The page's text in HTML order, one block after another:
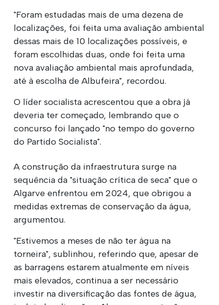
"Foram estudadas mais de uma dezena de
localizações, foi feita uma avaliação ambiental
dessas mais de 10 localizações possíveis, e
foram escolhidas duas, onde foi feita uma
nova avaliação ambiental mais aprofundada,
até à escolha de Albufeira", recordou.
O líder socialista acrescentou que a obra já
deveria ter começado, lembrando que o
concurso foi lançado "no tempo do governo
do Partido Socialista".
A construção da infraestrutura surge na
sequência da "situação crítica de seca" que o
Algarve enfrentou em 2024, que obrigou a
medidas extremas de conservação da água,
argumentou.
"Estivemos a meses de não ter água na
torneira", sublinhou, referindo que, apesar de
as barragens estarem atualmente em níveis
mais elevados, continua a ser necessário
investir na diversificação das fontes de água,